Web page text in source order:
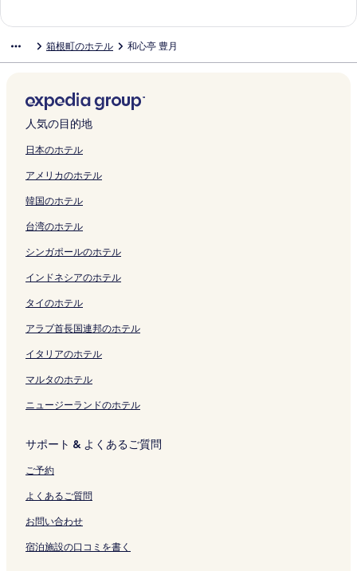
ー
ジ
く
リ
ン
ク
リ
ン
ン
ク
n
g
P
i
a
e
O
p
e
A
r
n
s
e
n
a
n
e
の
ペ
ジ
開
s
H
o
e
の
ー
ジ
を
開
リ
ク
t
d
S
a
ペ
ジ
を
開
く
ン
ー
ジ
く
リ
ン
ク
a
R
e
o
t
ペ
ー
ジ
を
く
ン
a
R
y
k
n
ペ
ー
ジ
を
く
ン
の
ジ
を
開
く
ン
G
e
i
n
a
R
n
-
P
o
-
i
R
y
u
の
ー
開
く
リ
ン
t
p
e
A
r
n
s
e
n
s
g
G
u
a
r
n
e
d
の
ペ
ジ
開
y
o
s
i
a
ペ
ー
ジ
を
く
ン
を
開
ン
ク
k
e
Y
m
t
2
F
の
ペ
ジ
開
リ
ン
ク
o
H
a
a
r
（
O
R
I
H
T
L
S
&
R
S
T
S
）
の
ー
を
s
t
s
A
H
k
o
n
e
ペ
ジ
開
く
リ
ン
o
G
u
s
H
u
s
e
の
ー
を
く
リ
ン
ク
e
ペ
ー
ジ
を
く
ン
ク
K
a
n
u
ペ
ジ
を
開
く
ン
g
ペ
ー
ジ
を
く
ン
ク
箱根町のホテル 和心亭 豊月
人気の目的地
日本のホテル
アメリカのホテル
韓国のホテル
台湾のホテル
シンガポールのホテル
インドネシアのホテル
タイのホテル
アラブ首長国連邦のホテル
イタリアのホテル
マルタのホテル
ニュージーランドのホテル
サポート & よくあるご質問
ご予約
よくあるご質問
お問い合わせ
宿泊施設の口コミを書く